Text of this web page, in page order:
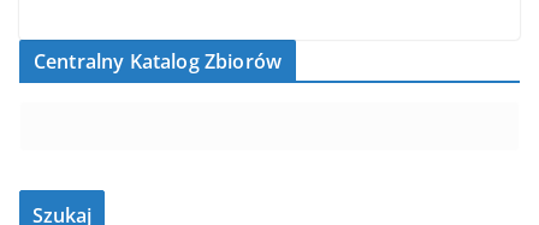
Centralny Katalog Zbiorów